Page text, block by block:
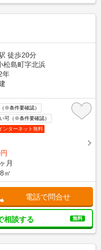
徒歩20分
松島町字北浜
年
※条件要確認）
可（※条件要確認）
ンターネット無料
月
㎡
電話で問合せ
相談する 無料